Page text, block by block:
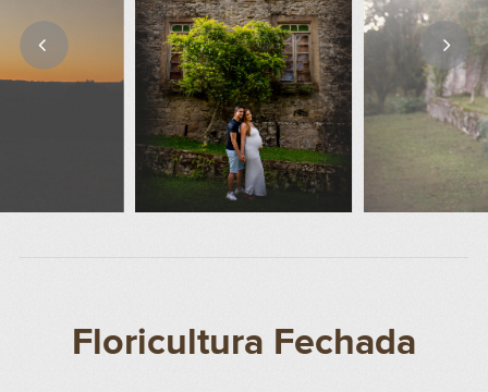
Floricultura Fechada